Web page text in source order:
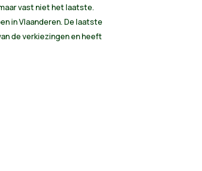
vast niet het laatste.
in Vlaanderen. De laatste
de verkiezingen en heeft